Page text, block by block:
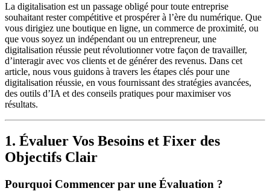
La digitalisation est un passage obligé pour toute entreprise
souhaitant rester compétitive et prospérer à l’ère du numérique. Que
vous dirigiez une boutique en ligne, un commerce de proximité, ou
que vous soyez un indépendant ou un entrepreneur, une
digitalisation réussie peut révolutionner votre façon de travailler,
d’interagir avec vos clients et de générer des revenus. Dans cet
article, nous vous guidons à travers les étapes clés pour une
digitalisation réussie, en vous fournissant des stratégies avancées,
des outils d’IA et des conseils pratiques pour maximiser vos
résultats.
1. Évaluer Vos Besoins et Fixer des
Objectifs Clair
Pourquoi Commencer par une Évaluation ?